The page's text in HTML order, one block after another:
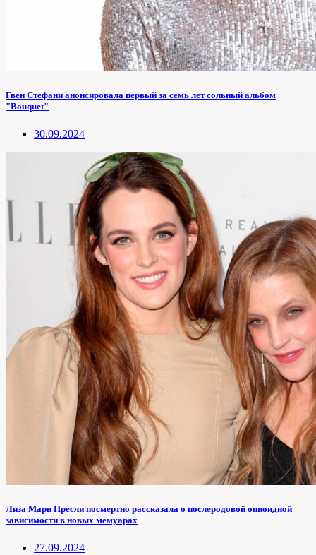
Гвен Стефани анонсировала первый за семь лет сольный альбом
"Bouquet"
30.09.2024
Лиза Мари Пресли посмертно рассказала о послеродовой опиоидной
зависимости в новых мемуарах
27.09.2024